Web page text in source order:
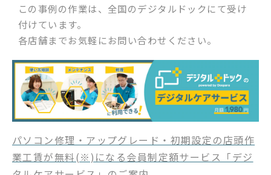
この事例の作業は、全国のデジタルドックにて受け
付けています。
各店舗までお気軽にお問い合わせください。
パソコン修理・アップグレード・初期設定の店頭作
業工賃が無料(※)になる会員制定額サービス「デジ